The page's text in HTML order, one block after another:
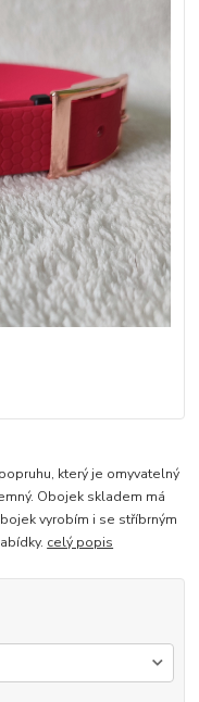
který je omyvatelný
Obojek skladem má
vyrobím i se stříbrným
celý popis